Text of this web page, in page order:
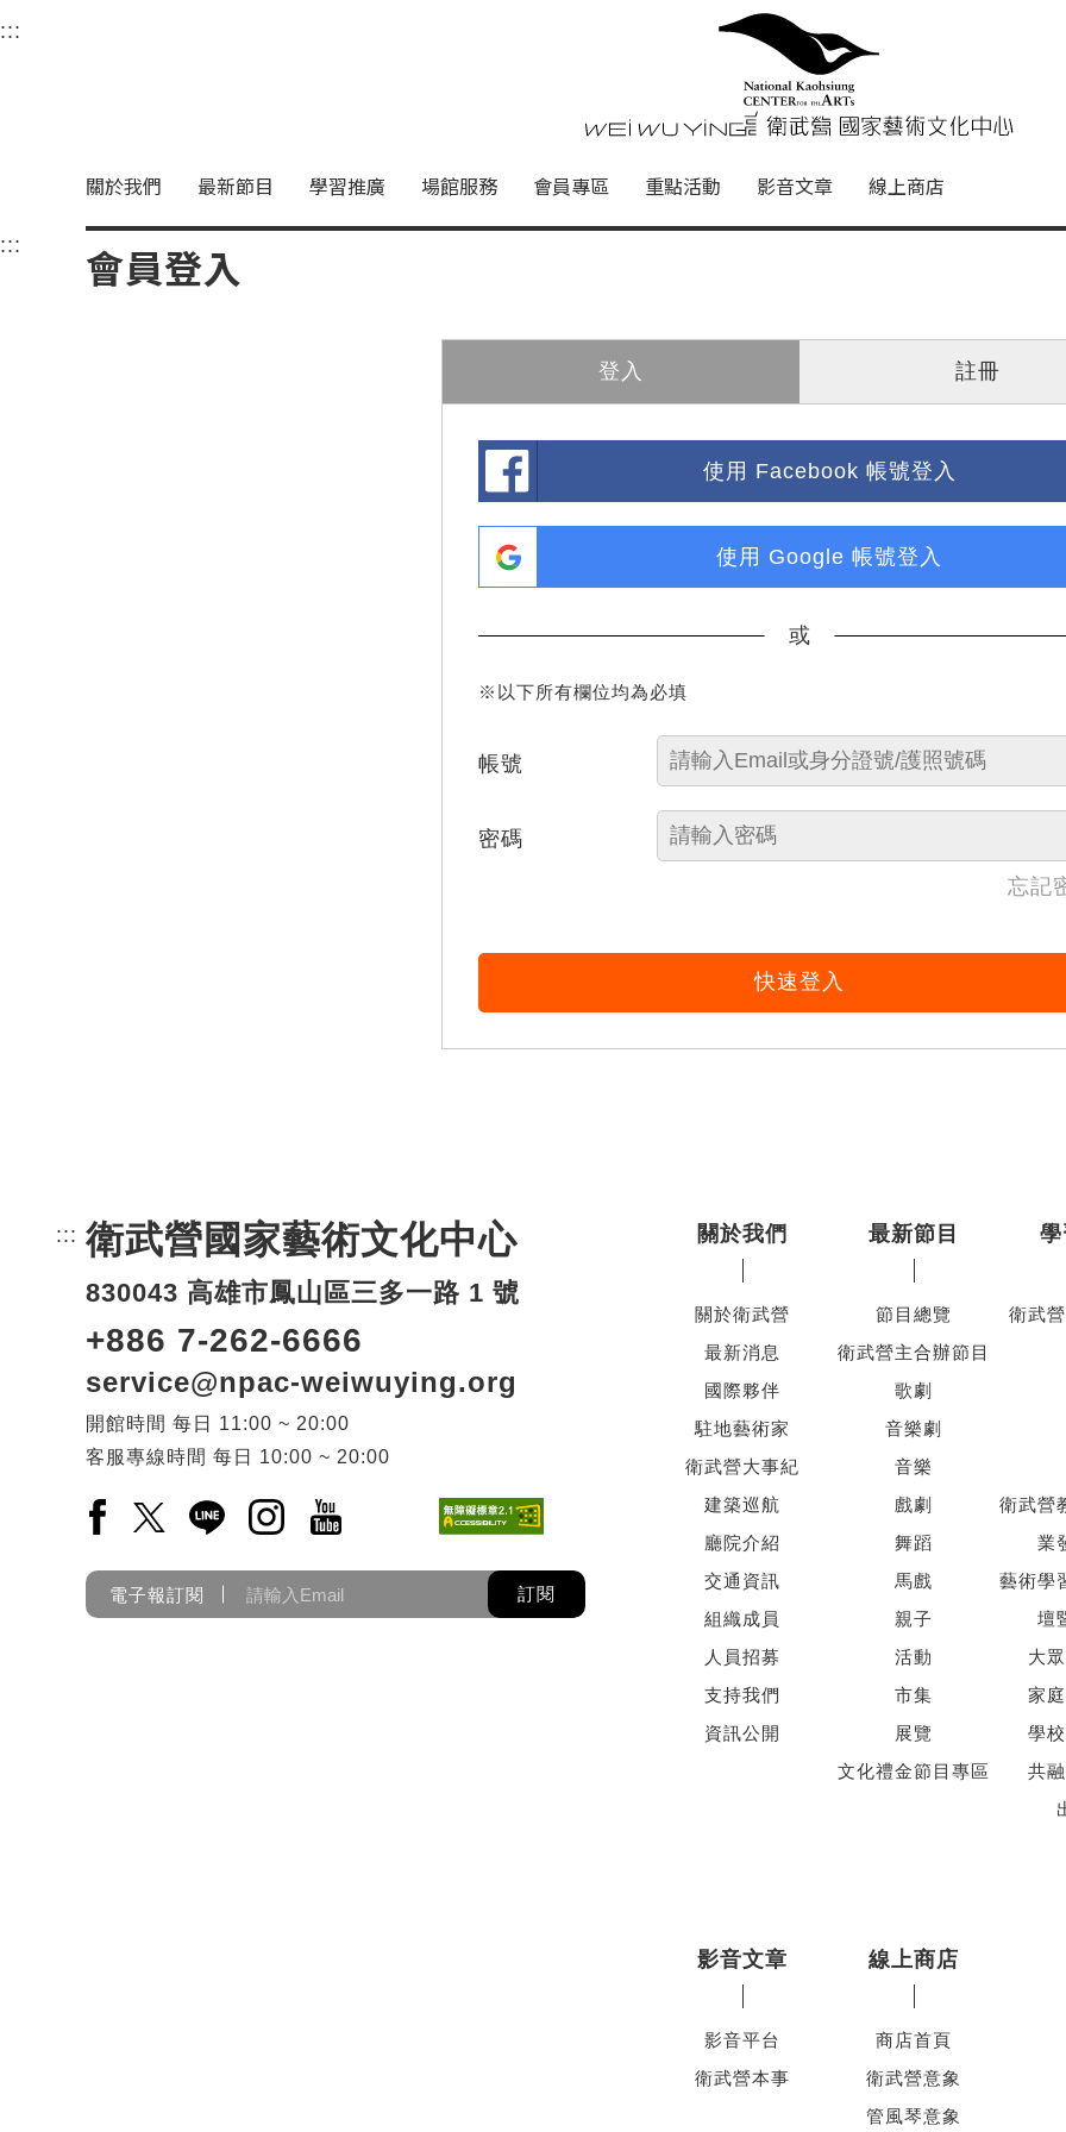
衛武營國家藝術文化中心
中央內容區塊，為本頁主要內容區。
::: 衛武營國家藝術文
關於我們 最新節目 學習推廣 場館服務 會員專區 重點活動 影音文章 線上商店
::: 中央內容區塊，為本頁主要內容區。
會員登入
登入 註冊
使用 Facebook 帳號登入
使用 Google 帳號登入
或
※以下所有欄位均為必填
帳號
密碼
忘記
快速登入
::: 頁尾網站資訊。
衛武營國家藝術文化中心
830043 高雄市鳳山區三多一路 1 號
+886 7-262-6666
service@npac-weiwuying.org
開館時間 每日
11:00 ~ 20:00
客服專線時間 每日 10:00 ~ 20:00
Facebook(另開新視窗)
X(另開新視窗)
LINE(另開新視窗)
Instagram(另開新視窗)
YouTube(另開新視窗)
電子報訂閱 訂閱
關於我們
關於衛武營
最新消息
國際夥伴
駐地藝術家
衛武營大事紀
建築巡航
廳院介紹
交通資訊
組織成員
人員招募
支持我們
資訊公開
最新節目
節目總覽
衛武營主合辦節目
歌劇
音樂劇
音樂
戲劇
舞蹈
馬戲
親子
活動
市集
展覽
文化禮金節目專區
衛武
衛武營
業
藝術學
壇
大
家
學
共
影音文章
影音平台
衛武營本事
線上商店
商店首頁
衛武營意象
管風琴意象